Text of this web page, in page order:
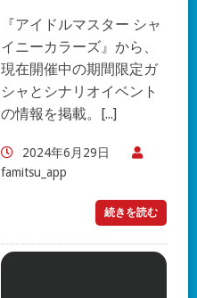
『アイドルマスター シャ
イニーカラーズ』から、
現在開催中の期間限定ガ
シャとシナリオイベント
の情報を掲載。[...]
2024年6月29日
famitsu_app
続きを読む